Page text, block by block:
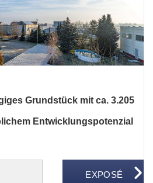
Grundstück mit ca. 3.205
Entwicklungspotenzial